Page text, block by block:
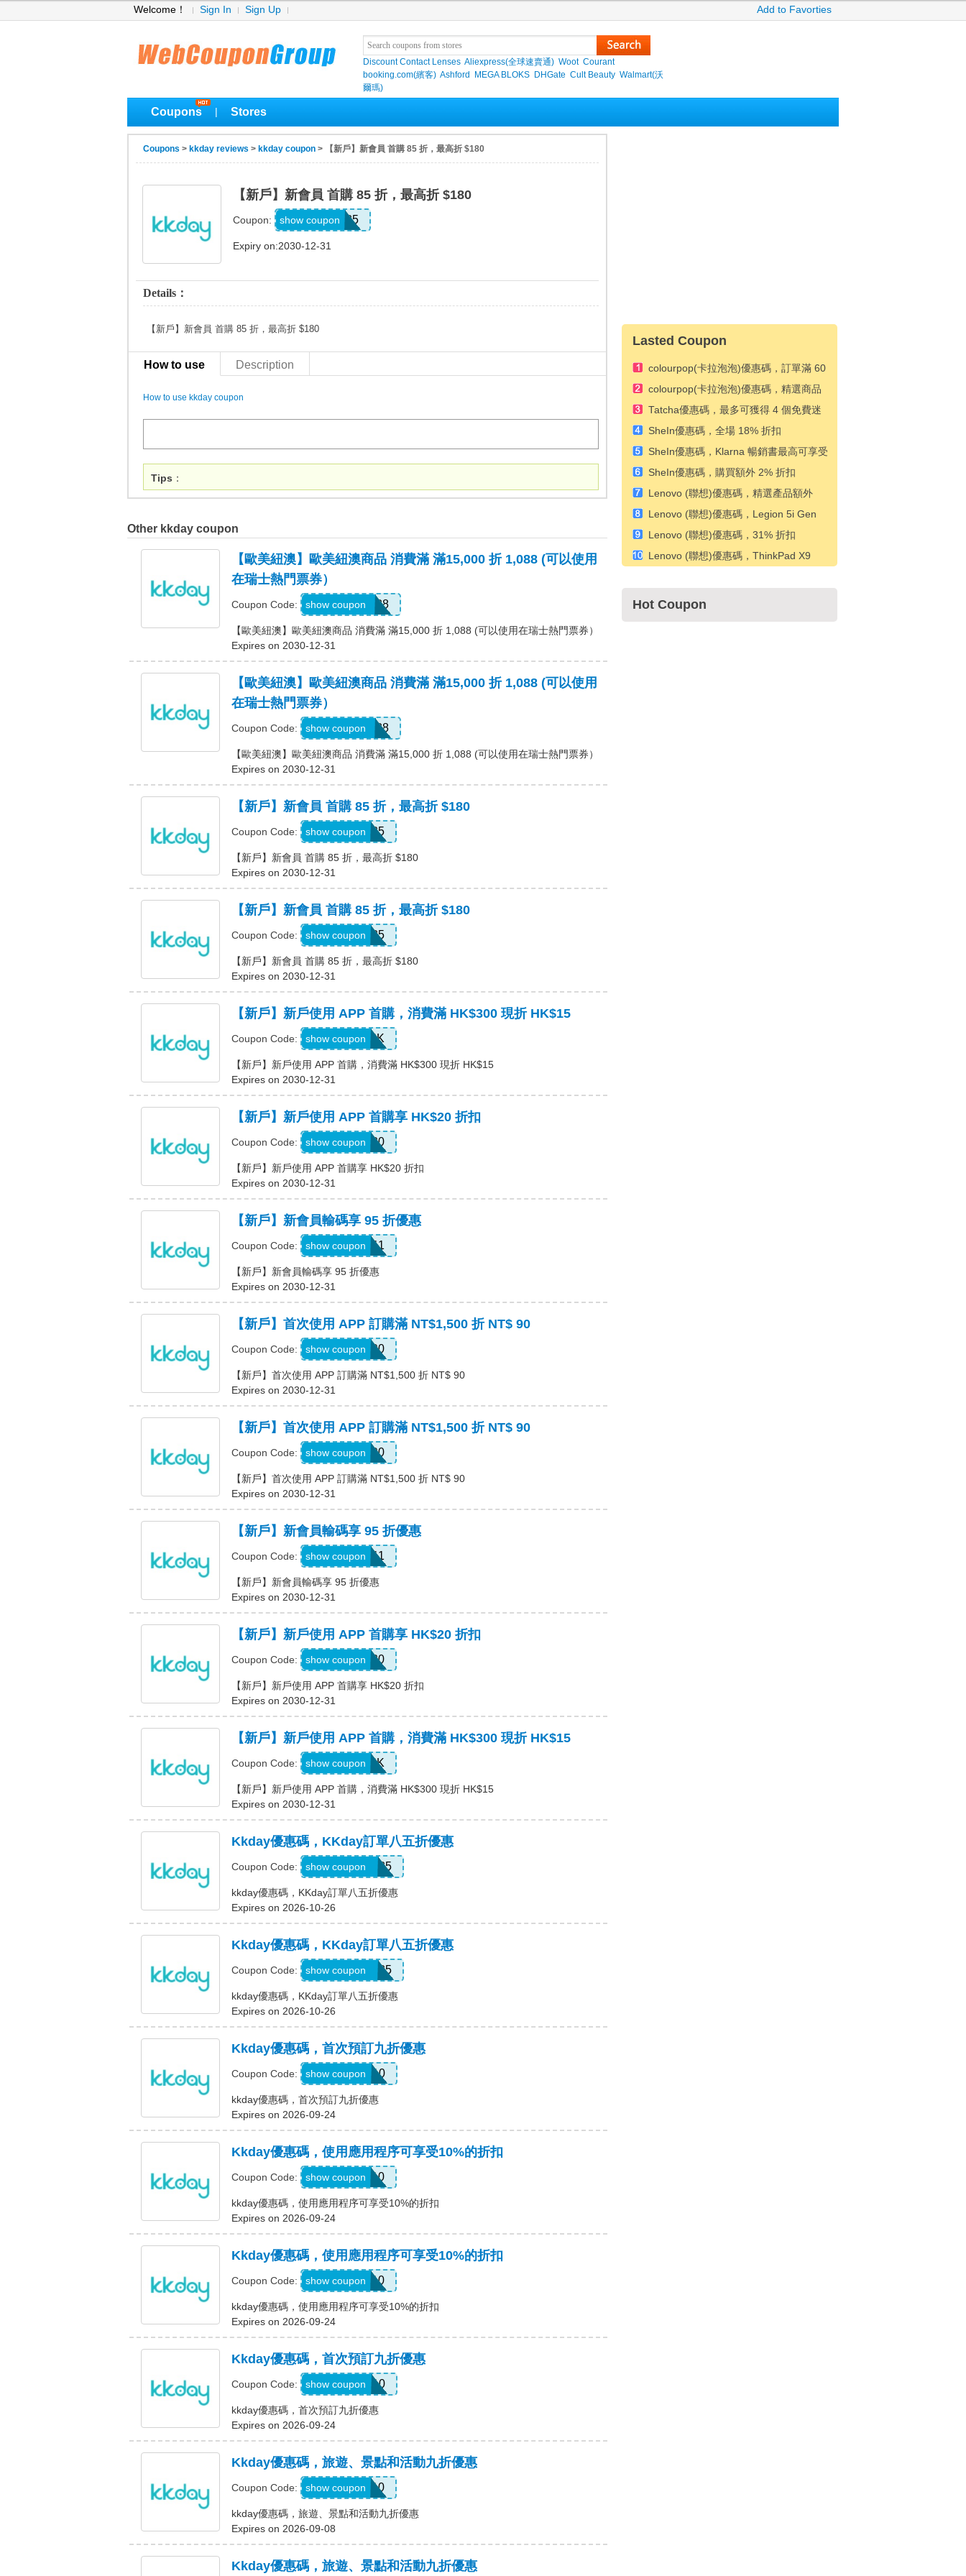
Welcome！ Sign In Sign Up Add to Favorties
Discount Contact Lenses Aliexpress(全球速賣通) Woot Courant
booking.com(繽客) Ashford MEGA BLOKS DHGate Cult Beauty Walmart(沃
爾瑪)
Coupons Stores
Coupons > kkday reviews > kkday coupon > 【新戶】新會員 首購 85 折，最高折 $180
【新戶】新會員 首購 85 折，最高折 $180
Coupon: SPR85
show coupon
Expiry on:2030-12-31
Details：
【新戶】新會員 首購 85 折，最高折 $180
How to use Description
How to use kkday coupon
Tips ：
Other kkday coupon
【歐美紐澳】歐美紐澳商品 消費滿 滿15,000 折 1,088 (可以使用
在瑞士熱門票券）
Coupon Code: PRESUM1088
show coupon
【歐美紐澳】歐美紐澳商品 消費滿 滿15,000 折 1,088 (可以使用在瑞士熱門票券）
Expires on 2030-12-31
【歐美紐澳】歐美紐澳商品 消費滿 滿15,000 折 1,088 (可以使用
在瑞士熱門票券）
Coupon Code: PRESUM1088
show coupon
【歐美紐澳】歐美紐澳商品 消費滿 滿15,000 折 1,088 (可以使用在瑞士熱門票券）
Expires on 2030-12-31
【新戶】新會員 首購 85 折，最高折 $180
Coupon Code: SPR85
show coupon
【新戶】新會員 首購 85 折，最高折 $180
Expires on 2030-12-31
【新戶】新會員 首購 85 折，最高折 $180
Coupon Code: SPR85
show coupon
【新戶】新會員 首購 85 折，最高折 $180
Expires on 2030-12-31
【新戶】新戶使用 APP 首購，消費滿 HK$300 現折 HK$15
Coupon Code: APP15HK
show coupon
【新戶】新戶使用 APP 首購，消費滿 HK$300 現折 HK$15
Expires on 2030-12-31
【新戶】新戶使用 APP 首購享 HK$20 折扣
Coupon Code: APP20
show coupon
【新戶】新戶使用 APP 首購享 HK$20 折扣
Expires on 2030-12-31
【新戶】新會員輸碼享 95 折優惠
Coupon Code: KKDB11
show coupon
【新戶】新會員輸碼享 95 折優惠
Expires on 2030-12-31
【新戶】首次使用 APP 訂購滿 NT$1,500 折 NT$ 90
Coupon Code: APP90
show coupon
【新戶】首次使用 APP 訂購滿 NT$1,500 折 NT$ 90
Expires on 2030-12-31
【新戶】首次使用 APP 訂購滿 NT$1,500 折 NT$ 90
Coupon Code: APP90
show coupon
【新戶】首次使用 APP 訂購滿 NT$1,500 折 NT$ 90
Expires on 2030-12-31
【新戶】新會員輸碼享 95 折優惠
Coupon Code: KKDB11
show coupon
【新戶】新會員輸碼享 95 折優惠
Expires on 2030-12-31
【新戶】新戶使用 APP 首購享 HK$20 折扣
Coupon Code: APP20
show coupon
【新戶】新戶使用 APP 首購享 HK$20 折扣
Expires on 2030-12-31
【新戶】新戶使用 APP 首購，消費滿 HK$300 現折 HK$15
Coupon Code: APP15HK
show coupon
【新戶】新戶使用 APP 首購，消費滿 HK$300 現折 HK$15
Expires on 2030-12-31
Kkday優惠碼，KKday訂單八五折優惠
Coupon Code: KKENCORE85
show coupon
kkday優惠碼，KKday訂單八五折優惠
Expires on 2026-10-26
Kkday優惠碼，KKday訂單八五折優惠
Coupon Code: KKENCORE85
show coupon
kkday優惠碼，KKday訂單八五折優惠
Expires on 2026-10-26
Kkday優惠碼，首次預訂九折優惠
Coupon Code: WELCOME10
show coupon
kkday優惠碼，首次預訂九折優惠
Expires on 2026-09-24
Kkday優惠碼，使用應用程序可享受10%的折扣
Coupon Code: APP10
show coupon
kkday優惠碼，使用應用程序可享受10%的折扣
Expires on 2026-09-24
Kkday優惠碼，使用應用程序可享受10%的折扣
Coupon Code: APP10
show coupon
kkday優惠碼，使用應用程序可享受10%的折扣
Expires on 2026-09-24
Kkday優惠碼，首次預訂九折優惠
Coupon Code: WELCOME10
show coupon
kkday優惠碼，首次預訂九折優惠
Expires on 2026-09-24
Kkday優惠碼，旅遊、景點和活動九折優惠
Coupon Code: KKDAY10
show coupon
kkday優惠碼，旅遊、景點和活動九折優惠
Expires on 2026-09-08
Kkday優惠碼，旅遊、景點和活動九折優惠
Lasted Coupon
colourpop(卡拉泡泡)優惠碼，訂單滿 60
美元可享 20% 折扣
colourpop(卡拉泡泡)優惠碼，精選商品
優惠 5 美元
Tatcha優惠碼，最多可獲得 4 個免費迷
你，最低消費
SheIn優惠碼，全場 18% 折扣
SheIn優惠碼，Klarna 暢銷書最高可享受
80 美元折扣
SheIn優惠碼，購買額外 2% 折扣
Lenovo (聯想)優惠碼，精選產品額外
10% 折扣
Lenovo (聯想)優惠碼，Legion 5i Gen
10 筆記本電腦 31% 折扣
Lenovo (聯想)優惠碼，31% 折扣
Legion 5i Gen 10
Lenovo (聯想)優惠碼，ThinkPad X9
Hot Coupon